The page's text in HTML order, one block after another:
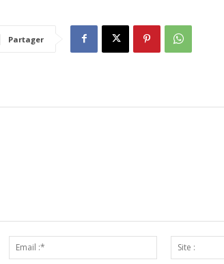
Partager
Nom
Email
:*